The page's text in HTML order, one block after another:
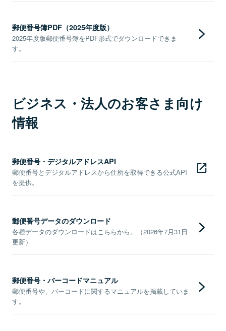
郵便番号簿PDF（2025年度版）
2025年度版郵便番号簿をPDF形式でダウンロードできま
す。
ビジネス・法人のお客さま向け
情報
郵便番号・デジタルアドレスAPI
郵便番号とデジタルアドレスから住所を取得できる公式API
を提供。
郵便番号データのダウンロード
各種データのダウンロードはこちらから。（2026年7月31日
更新）
郵便番号・バーコードマニュアル
郵便番号や、バーコードに関するマニュアルを掲載していま
す。